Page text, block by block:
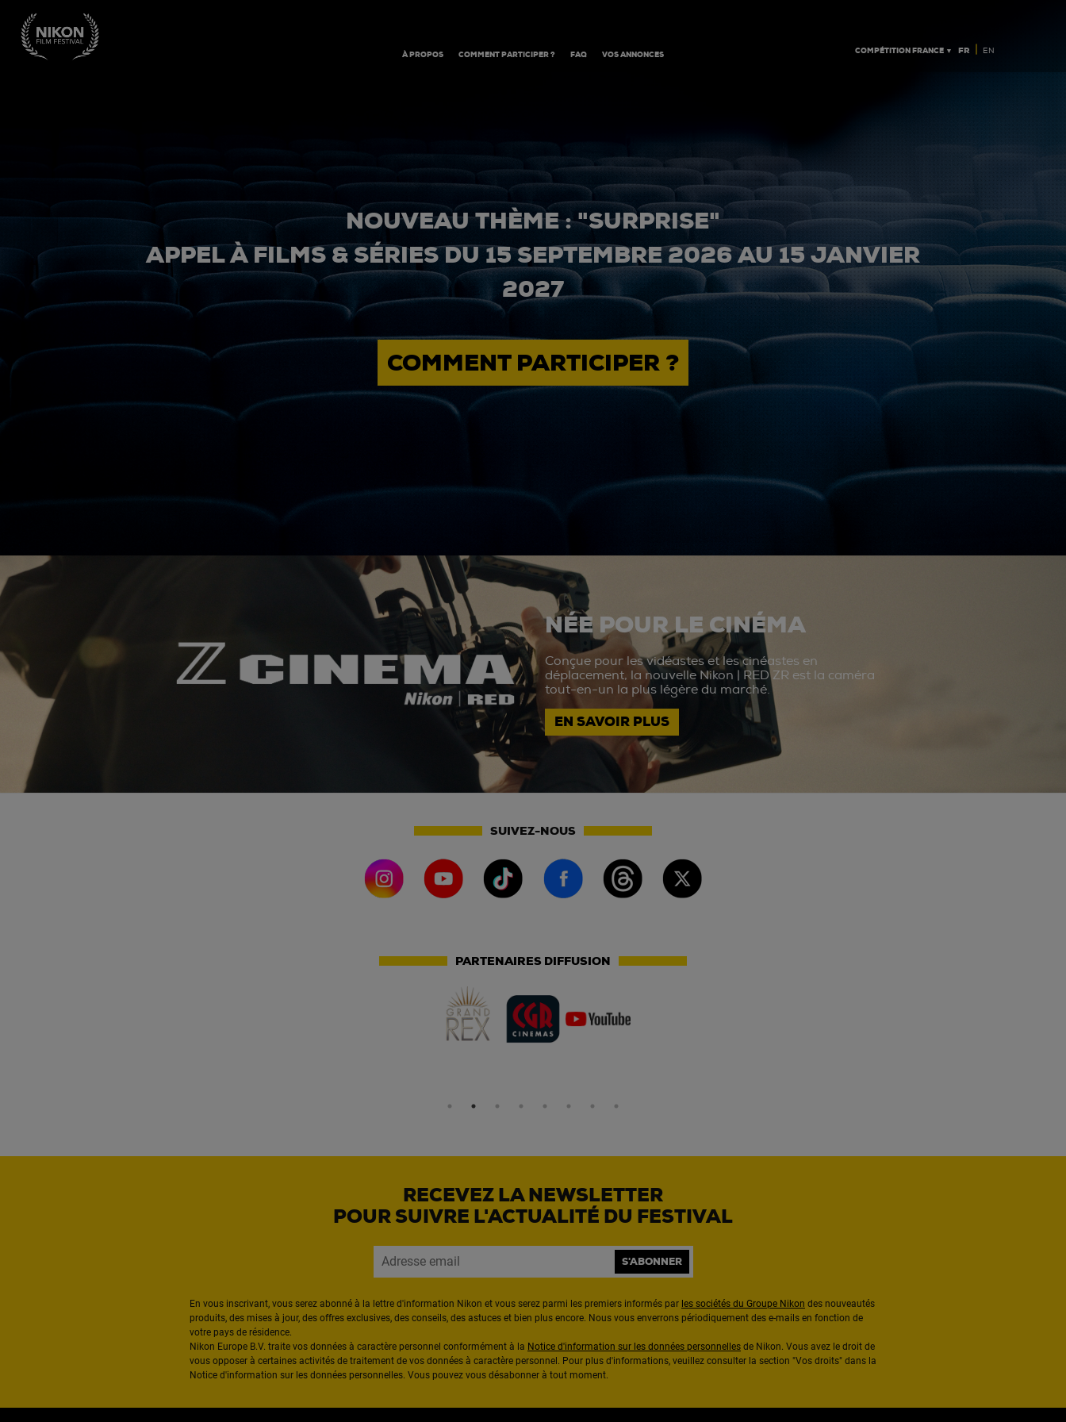
À PROPOS COMMENT PARTICIPER ? FAQ VOS ANNONCES COMPÉTITION FRANCE ▼ FR | EN
NOUVEAU THÈME : "SURPRISE"
APPEL À FILMS & SÉRIES DU 15 SEPTEMBRE 2026 AU 15 JANVIER
2027
COMMENT PARTICIPER ?
NÉE POUR LE CINÉMA
Conçue pour les vidéastes et les cinéastes en
déplacement, la nouvelle Nikon | RED ZR est la caméra
tout-en-un la plus légère du marché.
EN SAVOIR PLUS
SUIVEZ-NOUS
PARTENAIRES DIFFUSION
RECEVEZ LA NEWSLETTER
POUR SUIVRE L'ACTUALITÉ DU FESTIVAL
S'ABONNER
En vous inscrivant, vous serez abonné à la lettre d'information Nikon et vous serez parmi les premiers informés par les sociétés du Groupe Nikon des nouveautés
produits, des mises à jour, des offres exclusives, des conseils, des astuces et bien plus encore. Nous vous enverrons périodiquement des e-mails en fonction de
votre pays de résidence.
Nikon Europe B.V. traite vos données à caractère personnel conformément à la Notice d'information sur les données personnelles de Nikon. Vous avez le droit de
vous opposer à certaines activités de traitement de vos données à caractère personnel. Pour plus d'informations, veuillez consulter la section "Vos droits" dans la
Notice d'information sur les données personnelles. Vous pouvez vous désabonner à tout moment.